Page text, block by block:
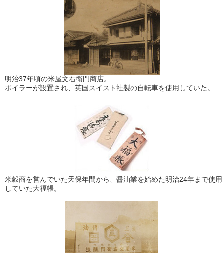
明治37年頃の米屋文右衛門商店。
ボイラーが設置され、英国スイスト社製の自転車を使用していた。
米穀商を営んでいた天保年間から、醤油業を始めた明治24年まで使用
していた大福帳。